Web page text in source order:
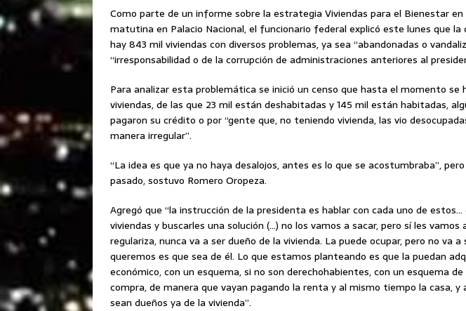
Como parte de un informe sobre la estrategia Viviendas para el Bienestar
matutina en Palacio Nacional, el funcionario federal explicó este lunes que la
hay 843 mil viviendas con diversos problemas, ya sea “abandonadas o
“irresponsabilidad o de la corrupción de administraciones anteriores al
Para analizar esta problemática se inició un censo que hasta el momento se
viviendas, de las que 23 mil están deshabitadas y 145 mil están habitadas,
pagaron su crédito o por “gente que, no teniendo vivienda, las vio
manera irregular”.
“La idea es que ya no haya desalojos, antes es lo que se acostumbraba”,
pasado, sostuvo Romero Oropeza.
Agregó que “la instrucción de la presidenta es hablar con cada uno de
viviendas y buscarles una solución (…) no los vamos a sacar, pero sí les
regulariza, nunca va a ser dueño de la vivienda. La puede ocupar, pero no va a
queremos es que sea de él. Lo que estamos planteando es que la puedan
económico, con un esquema, si no son derechohabientes, con un esquema
compra, de manera que vayan pagando la renta y al mismo tiempo la casa, y
sean dueños ya de la vivienda”.